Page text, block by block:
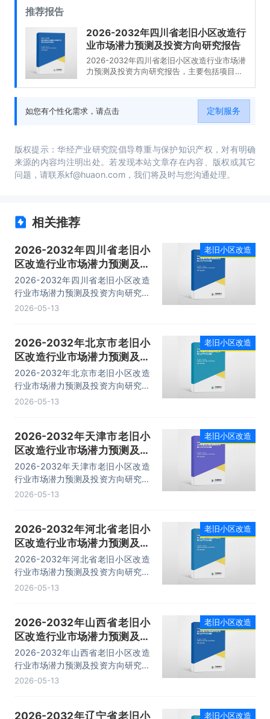
推荐报告
2026-2032年四川省老旧小区改造行
业市场潜力预测及投资方向研究报告
2026-2032年四川省老旧小区改造行业市场潜
力预测及投资方向研究报告，主要包括项目招
如您有个性化需求，请点击
定制服务
版权提示：华经产业研究院倡导尊重与保护知识产权，对有明确
来源的内容均注明出处。若发现本站文章存在内容、版权或其它
问题，请联系kf@huaon.com，我们将及时与您沟通处理。
相关推荐
2026-2032年四川省老旧小
区改造行业市场潜力预测及投
资方向研究报告
2026-2032年四川省老旧小区改造
行业市场潜力预测及投资方向研究报
告，主要包括项目招商引资策略、竞
2026-05-13
老旧小区改造
2026-2032年北京市老旧小
区改造行业市场潜力预测及投
资方向研究报告
2026-2032年北京市老旧小区改造
行业市场潜力预测及投资方向研究报
告，主要包括项目招商引资策略、竞
2026-05-13
老旧小区改造
2026-2032年天津市老旧小
区改造行业市场潜力预测及投
资方向研究报告
2026-2032年天津市老旧小区改造
行业市场潜力预测及投资方向研究报
告，主要包括项目招商引资策略、竞
2026-05-13
老旧小区改造
2026-2032年河北省老旧小
区改造行业市场潜力预测及投
资方向研究报告
2026-2032年河北省老旧小区改造
行业市场潜力预测及投资方向研究报
告，主要包括项目招商引资策略、竞
2026-05-13
老旧小区改造
2026-2032年山西省老旧小
区改造行业市场潜力预测及投
资方向研究报告
2026-2032年山西省老旧小区改造
行业市场潜力预测及投资方向研究报
告，主要包括项目招商引资策略、竞
2026-05-13
老旧小区改造
2026-2032年辽宁省老旧小 老旧小区改造